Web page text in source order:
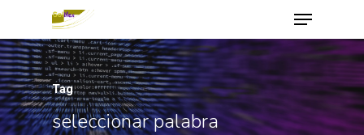
Hit enter to search or ESC to close
Tag
seleccionar palabra